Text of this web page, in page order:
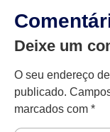
Deixe um
O seu endereço
publicado.
marcados com *